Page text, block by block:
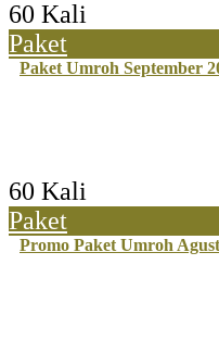
60 Kali
Paket
Paket Umroh September
60 Kali
Paket
Promo Paket Umroh